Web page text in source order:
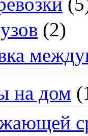
(2)
на дом